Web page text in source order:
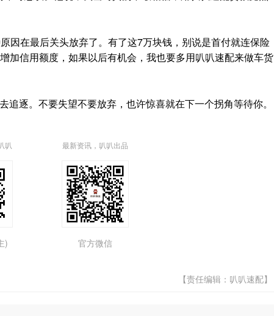
在最后关头放弃了。有了这7万块钱，别说是首付就连保险
加信用额度，如果以后有机会，我也要多用叭叭速配来做车货
逐。不要失望不要放弃，也许惊喜就在下一个拐角等待你。
叭
)
最新资讯，叭叭出品
官方微信
【责任编辑：叭叭速配】